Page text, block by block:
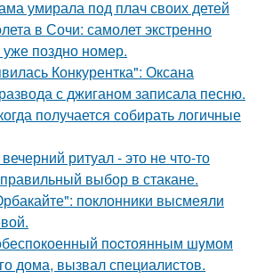
умирала под плач своих детей
в Сочи: самолет экстренно
поздно номер.
Конкурентка": Оксана
с джиганом записала песню.
получается собирать логичные
ритуал - это не что-то
выбор в стакане.
поклонники высмеяли
пocтоянным шyмом
дома, вызвал специалистов.